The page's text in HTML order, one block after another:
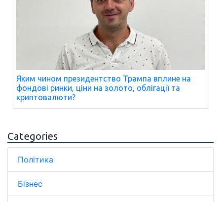
Яким чином президентство Трампа вплине на
фондові ринки, ціни на золото, облігації та
криптовалюти?
Categories
Політика
Бізнес